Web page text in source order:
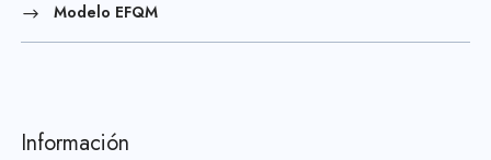
Modelo EFQM
Información